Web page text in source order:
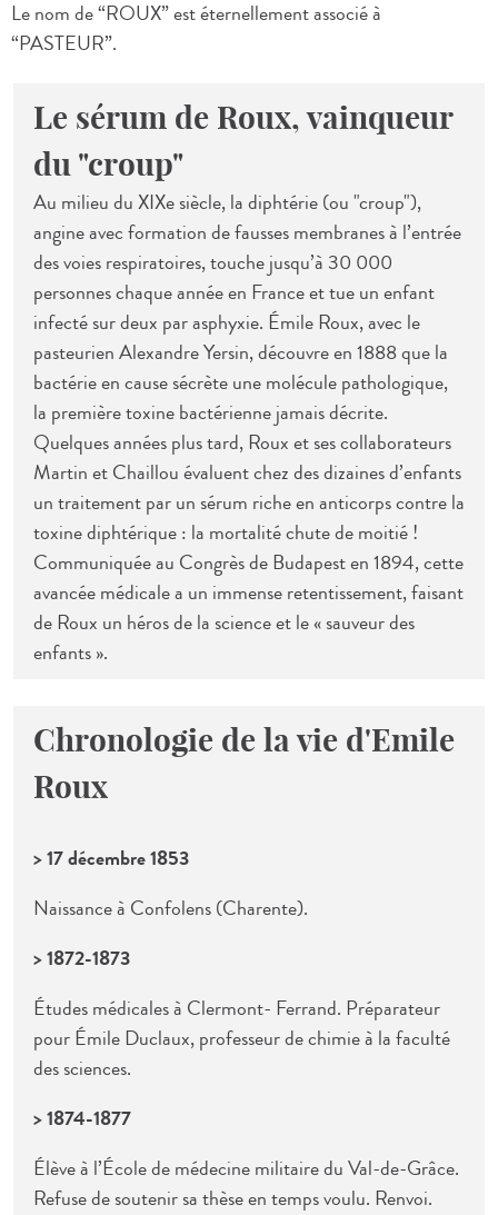
Le nom de “ROUX” est éternellement associé à
“PASTEUR”.
Le sérum de Roux, vainqueur
du "croup"
Au milieu du XIXe siècle, la diphtérie (ou "croup"),
angine avec formation de fausses membranes à l’entrée
des voies respiratoires, touche jusqu’à 30 000
personnes chaque année en France et tue un enfant
infecté sur deux par asphyxie. Émile Roux, avec le
pasteurien Alexandre Yersin, découvre en 1888 que la
bactérie en cause sécrète une molécule pathologique,
la première toxine bactérienne jamais décrite.
Quelques années plus tard, Roux et ses collaborateurs
Martin et Chaillou évaluent chez des dizaines d’enfants
un traitement par un sérum riche en anticorps contre la
toxine diphtérique : la mortalité chute de moitié !
Communiquée au Congrès de Budapest en 1894, cette
avancée médicale a un immense retentissement, faisant
de Roux un héros de la science et le « sauveur des
enfants ».
Chronologie de la vie d'Emile
Roux
> 17 décembre 1853
Naissance à Confolens (Charente).
> 1872-1873
Études médicales à Clermont- Ferrand. Préparateur
pour Émile Duclaux, professeur de chimie à la faculté
des sciences.
> 1874-1877
Élève à l’École de médecine militaire du Val-de-Grâce.
Refuse de soutenir sa thèse en temps voulu. Renvoi.